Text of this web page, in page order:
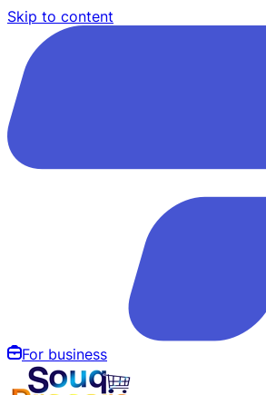
Skip to content
For business